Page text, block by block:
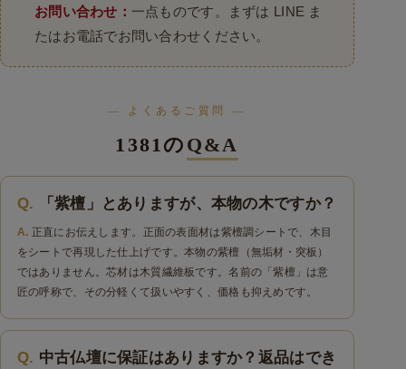
お問い合わせ： 一点ものです。まずは LINE ま
たはお電話でお問い合わせください。
— よくあるご質問 —
1381の Q&A
「紫檀」とありますが、本物の木ですか？
正直にお伝えします。正面の表面材は紫檀調シートで、木目
をシートで再現した仕上げです。本物の紫檀（無垢材・突板）
ではありません。芯材は木質繊維板です。名前の「紫檀」は意
匠の呼称で、その分軽くて扱いやすく、価格も抑えめです。
中古仏壇に保証はありますか？返品はでき